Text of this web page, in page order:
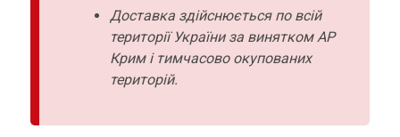
Доставка здійснюється по всій
території України за винятком АР
Крим і тимчасово окупованих
територій.